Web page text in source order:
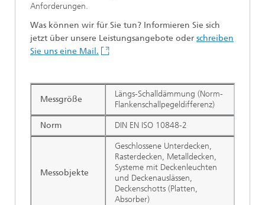
Anforderungen.
Was können wir für Sie tun? Informieren Sie sich
jetzt über unsere Leistungsangebote oder schreiben
Sie uns eine Mail.
Messgröße
Längs-Schalldämmung (Norm-
Flankenschallpegeldifferenz)
Norm DIN EN ISO 10848-2
Messobjekte
Geschlossene Unterdecken,
Rasterdecken, Metalldecken,
Systeme mit Deckenleuchten
und Deckenauslässen,
Deckenschotts (Platten,
Absorber)